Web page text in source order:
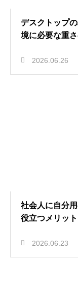
デスクトップ
境に必要な重
2026.06.26
社会人に自分
役立つメリッ
2026.06.23